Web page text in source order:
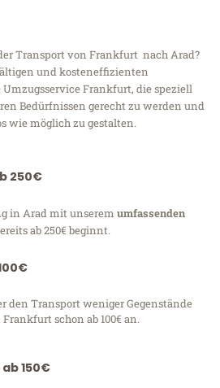
Transport von Frankfurt nach Arad?
und kosteneffizienten
Frankfurt, die speziell
Bedürfnissen gerecht zu werden und
wie möglich zu gestalten.
250€
in Arad mit unserem umfassenden
ab 250€ beginnt.
den Transport weniger Gegenstände
schon ab 100€ an.
ab 150€